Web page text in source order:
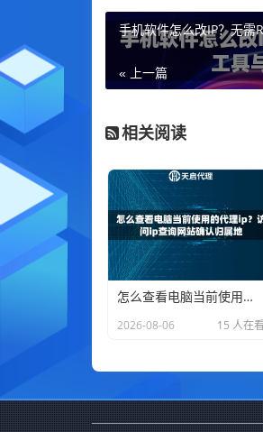
手机软件怎么改IP？无需
« 上一篇
相关阅读
怎么查看电脑当前使用的代理ip？访问ip查询网站确认归属地
2026-08-06 15 人在看